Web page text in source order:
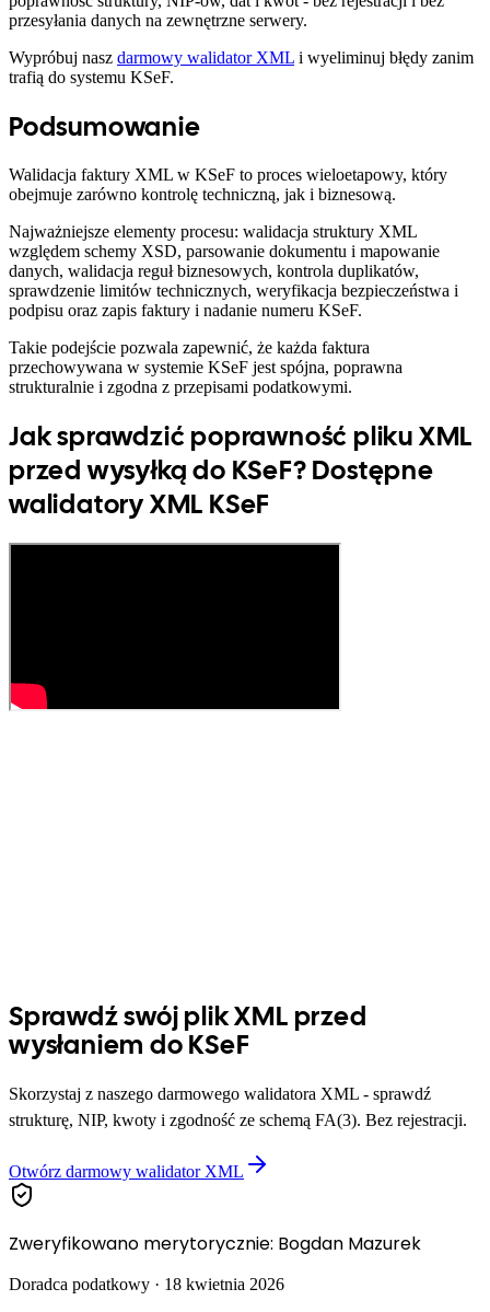
przesyłania danych na zewnętrzne serwery.
Wypróbuj nasz darmowy walidator XML i wyeliminuj błędy zanim
trafią do systemu KSeF.
Podsumowanie
Walidacja faktury XML w KSeF to proces wieloetapowy, który
obejmuje zarówno kontrolę techniczną, jak i biznesową.
Najważniejsze elementy procesu: walidacja struktury XML
względem schemy XSD, parsowanie dokumentu i mapowanie
danych, walidacja reguł biznesowych, kontrola duplikatów,
sprawdzenie limitów technicznych, weryfikacja bezpieczeństwa i
podpisu oraz zapis faktury i nadanie numeru KSeF.
Takie podejście pozwala zapewnić, że każda faktura
przechowywana w systemie KSeF jest spójna, poprawna
strukturalnie i zgodna z przepisami podatkowymi.
Jak sprawdzić poprawność pliku XML
przed wysyłką do KSeF? Dostępne
walidatory XML KSeF
Sprawdź swój plik XML przed
wysłaniem do KSeF
Skorzystaj z naszego darmowego walidatora XML - sprawdź
strukturę, NIP, kwoty i zgodność ze schemą FA(3). Bez rejestracji.
Otwórz darmowy walidator XML
Zweryfikowano merytorycznie: Bogdan Mazurek
Doradca podatkowy · 18 kwietnia 2026